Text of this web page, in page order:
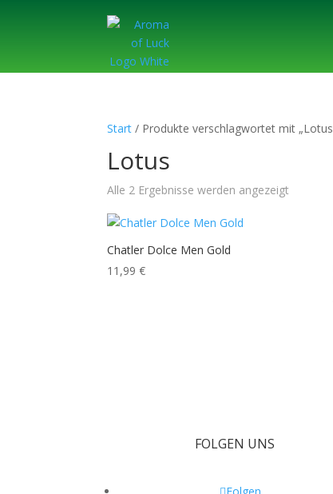
Start / Produkte verschlagwortet mit
Lotus
Alle 2 Ergebnisse werden angezeigt
Chatler Dolce Men Gold
11,99€
FOLGEN UNS